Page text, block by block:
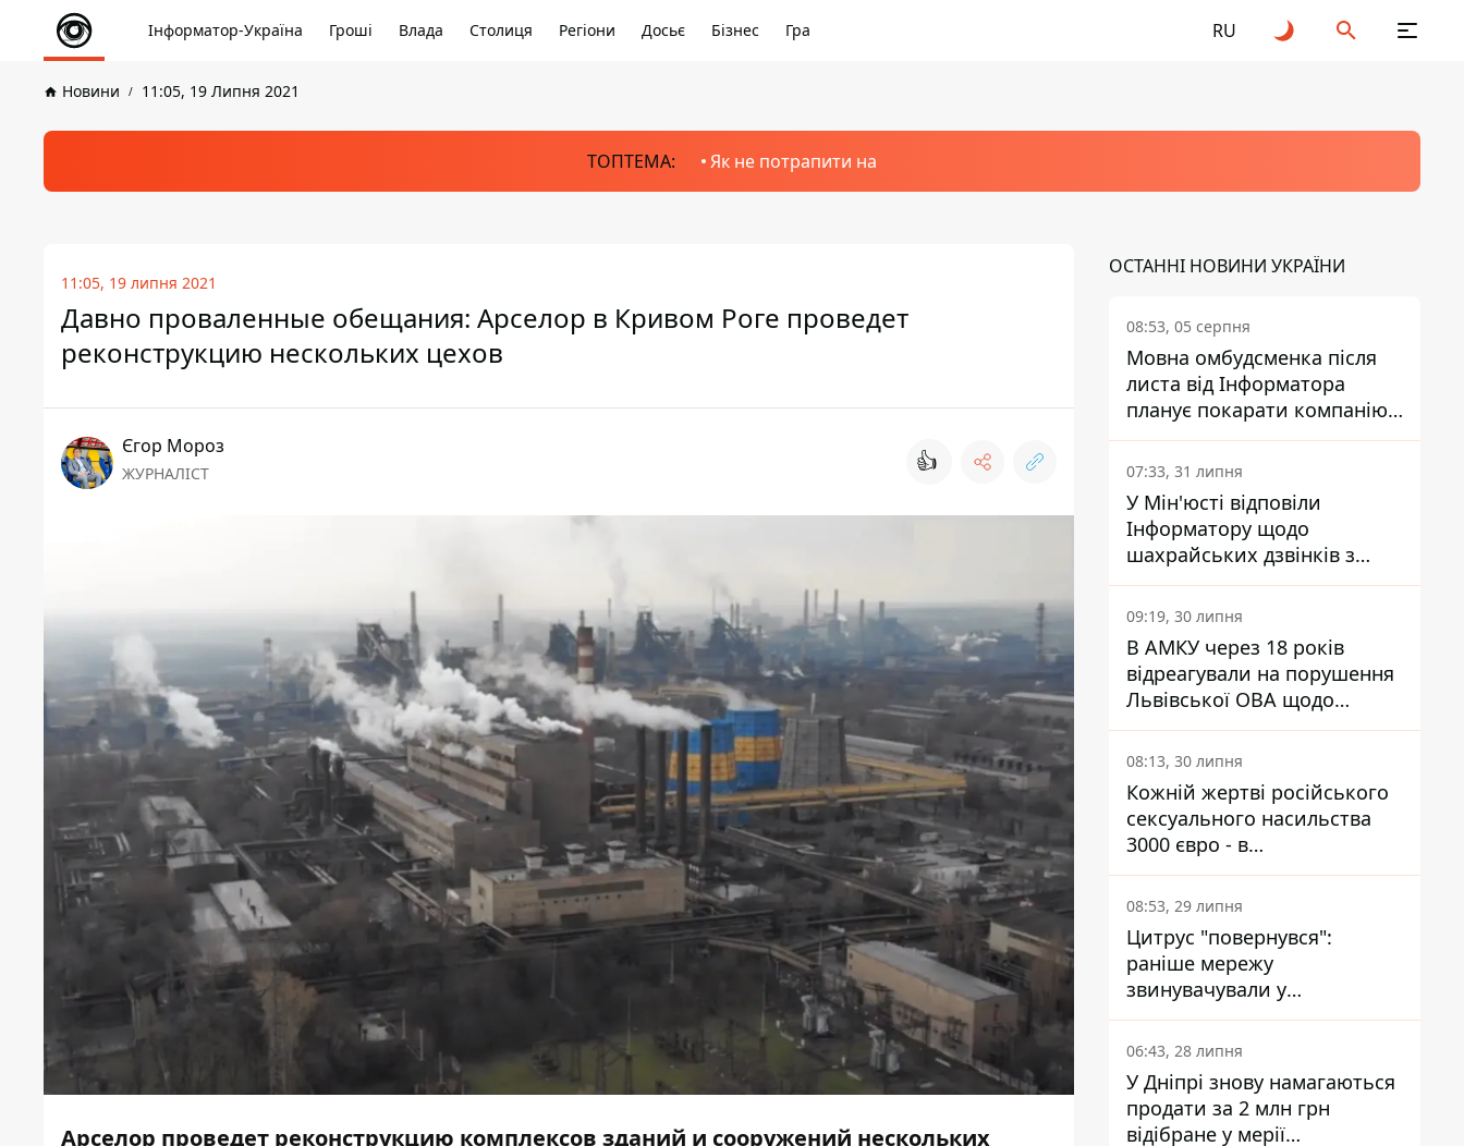
Інформатор-Україна Гроші Влада Столиця Регіони Досьє Бізнес Гра RU
Новини 11:05, 19 Липня 2021
ТОПТЕМА: Як не потрапити на
11:05, 19 липня 2021
Давно проваленные обещания: Арселор в Кривом Роге проведет
реконструкцию нескольких цехов
Єгор Мороз
ЖУРНАЛІСТ 👍
Арселор проведет реконструкцию комплексов зданий и сооружений нескольких
ОСТАННІ НОВИНИ УКРАЇНИ
08:53, 05 серпня
Мовна омбудсменка після
листа від Інформатора
планує покарати компанію-
підрядника ПриватБанку
07:33, 31 липня
У Мін'юсті відповіли
Інформатору щодо
шахрайських дзвінків з
камери Сумського СІЗО так,
що ніхто нічого не зрозумів
09:19, 30 липня
В АМКУ через 18 років
відреагували на порушення
Львівської ОВА щодо
харчування у закладах
освіти
08:13, 30 липня
Кожній жертві російського
сексуального насильства
3000 євро - в
Мінсоцполітики пояснили
Інформатору, звідки на це
гроші
08:53, 29 липня
Цитрус "повернувся":
раніше мережу
звинувачували у
контрабанді техніки та
ухиленні від сплати
податків
06:43, 28 липня
У Дніпрі знову намагаються
продати за 2 млн грн
відібране у мерії